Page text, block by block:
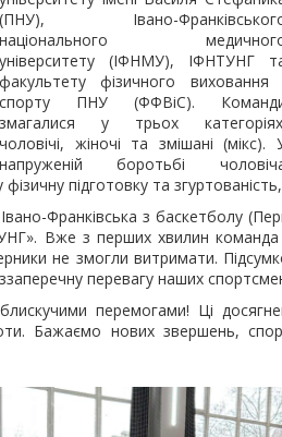
(ПНУ), Івано-
національного
університету (ІФНМУ), ІФНТУНГ
факультету фізичного виховання
спорту ПНУ (ФФВіС).
змагалися у трьох
чоловічі, жіночі та змішані (мікс).
напруженій боротьбі
підготовку та
Франківська з баскетболу
Вже з перших хвилин команда
не змогли витримати.
перевагу наших
перемогами! Ці
Бажаємо нових звершень,